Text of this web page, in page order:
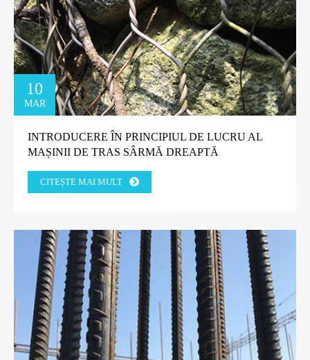
10
MAR
INTRODUCERE ÎN PRINCIPIUL DE LUCRU AL
MAȘINII DE TRAS SÂRMĂ DREAPTĂ
CITEȘTE MAI MULT